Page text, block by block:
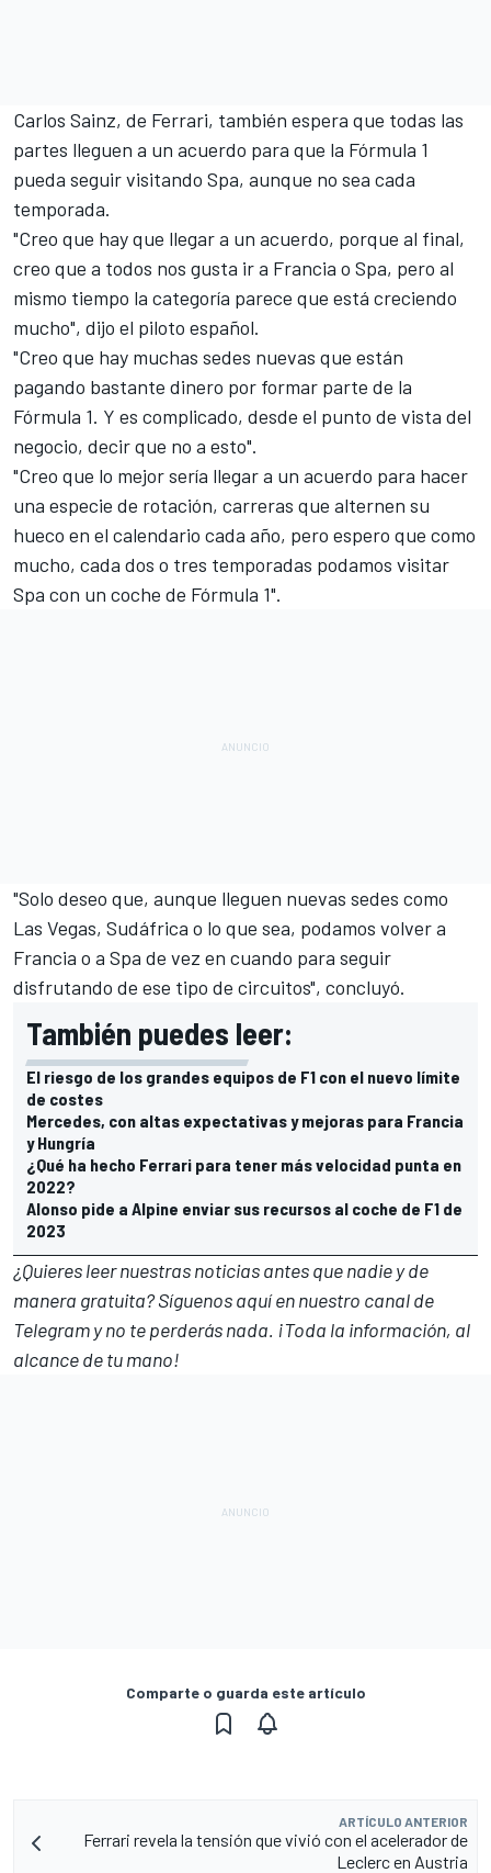
Carlos Sainz, de Ferrari, también espera que todas las
partes lleguen a un acuerdo para que la Fórmula 1
pueda seguir visitando Spa, aunque no sea cada
temporada.
"Creo que hay que llegar a un acuerdo, porque al final,
creo que a todos nos gusta ir a Francia o Spa, pero al
mismo tiempo la categoría parece que está creciendo
mucho", dijo el piloto español.
"Creo que hay muchas sedes nuevas que están
pagando bastante dinero por formar parte de la
Fórmula 1. Y es complicado, desde el punto de vista del
negocio, decir que no a esto".
"Creo que lo mejor sería llegar a un acuerdo para hacer
una especie de rotación, carreras que alternen su
hueco en el calendario cada año, pero espero que como
mucho, cada dos o tres temporadas podamos visitar
Spa con un coche de Fórmula 1".
"Solo deseo que, aunque lleguen nuevas sedes como
Las Vegas, Sudáfrica o lo que sea, podamos volver a
Francia o a Spa de vez en cuando para seguir
disfrutando de ese tipo de circuitos", concluyó.
También puedes leer:
El riesgo de los grandes equipos de F1 con el nuevo límite
de costes
Mercedes, con altas expectativas y mejoras para Francia
y Hungría
¿Qué ha hecho Ferrari para tener más velocidad punta en
2022?
Alonso pide a Alpine enviar sus recursos al coche de F1 de
2023
¿Quieres leer nuestras noticias antes que nadie y de
manera gratuita? Síguenosaquí en nuestro canal de
Telegramy no te perderás nada. ¡Toda la información, al
alcance de tu mano!
Comparte o guarda este artículo
ARTÍCULO ANTERIOR
Ferrari revela la tensión que vivió con el acelerador de
Leclerc en Austria